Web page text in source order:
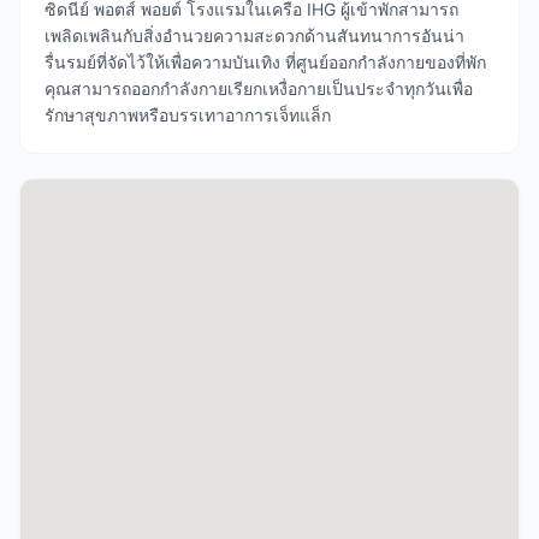
ซิดนีย์ พอตส์ พอยต์ โรงแรมในเครือ IHG ผู้เข้าพักสามารถ
เพลิดเพลินกับสิ่งอำนวยความสะดวกด้านสันทนาการอันน่า
รื่นรมย์ที่จัดไว้ให้เพื่อความบันเทิง ที่ศูนย์ออกกำลังกายของที่พัก
คุณสามารถออกกำลังกายเรียกเหงื่อกายเป็นประจำทุกวันเพื่อ
รักษาสุขภาพหรือบรรเทาอาการเจ็ทแล็ก